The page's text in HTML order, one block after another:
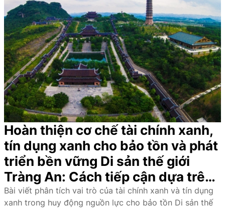
Hoàn thiện cơ chế tài chính xanh,
tín dụng xanh cho bảo tồn và phát
triển bền vững Di sản thế giới
Tràng An: Cách tiếp cận dựa trên
sức chịu tải môi trường
Bài viết phân tích vai trò của tài chính xanh và tín dụng
xanh trong huy động nguồn lực cho bảo tồn Di sản thế